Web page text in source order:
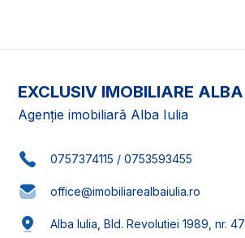
EXCLUSIV IMOBILIARE ALBA
Agenție imobiliară Alba Iulia
0757374115 / 0753593455
office@imobiliarealbaiulia.ro
Alba Iulia, Bld. Revolutiei 1989, nr. 47